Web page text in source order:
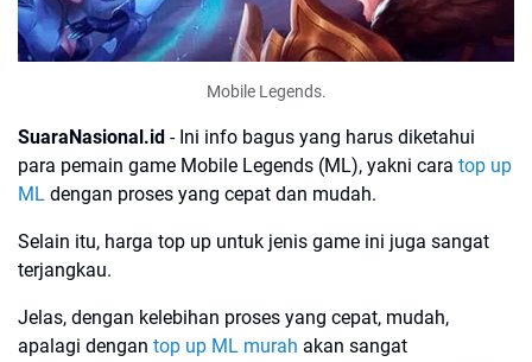
Mobile Legends.
SuaraNasional.id - Ini info bagus yang harus diketahui
para pemain game Mobile Legends (ML), yakni cara top up
ML dengan proses yang cepat dan mudah.
Selain itu, harga top up untuk jenis game ini juga sangat
terjangkau.
Jelas, dengan kelebihan proses yang cepat, mudah,
apalagi dengan top up ML murah akan sangat